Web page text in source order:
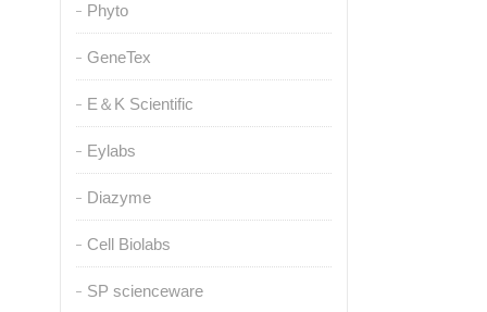
Phyto
GeneTex
E＆K Scientific
Eylabs
Diazyme
Cell Biolabs
SP scienceware